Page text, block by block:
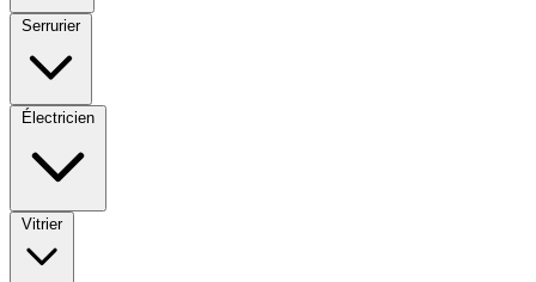
Serrurier
Électricien
Vitrier